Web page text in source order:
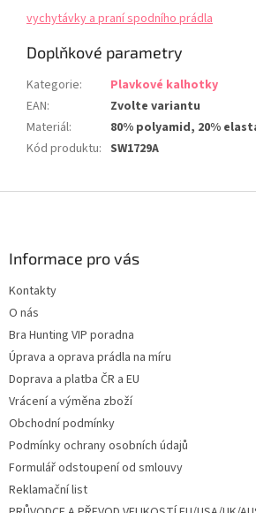
vychytávky a praní spodního prádla
Doplňkové parametry
Kategorie:
Plavkové kalhotky
EAN:
Zvolte variantu
Materiál:
80% polyamid, 20%
Kód produktu: SW1729A
Informace pro vás
Kontakty
O nás
Bra Hunting VIP poradna
Úprava a oprava prádla na míru
Doprava a platba ČR a EU
Vrácení a výměna zboží
Obchodní podmínky
Podmínky ochrany osobních údajů
Formulář odstoupení od smlouvy
Reklamační list